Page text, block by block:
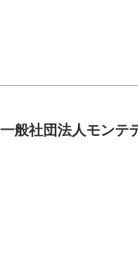
一般社団法人モンテ